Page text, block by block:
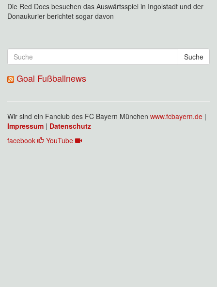
Die Red Docs besuchen das Auswärtsspiel in Ingolstadt und der
Donaukurier berichtet sogar davon
Suche
Goal Fußballnews
Wir sind ein Fanclub des FC Bayern München www.fcbayern.de |
Impressum | Datenschutz
facebook
YouTube